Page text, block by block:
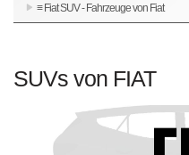
≡ Fiat SUV - Fahrzeuge von Fiat
SUVs von FIAT